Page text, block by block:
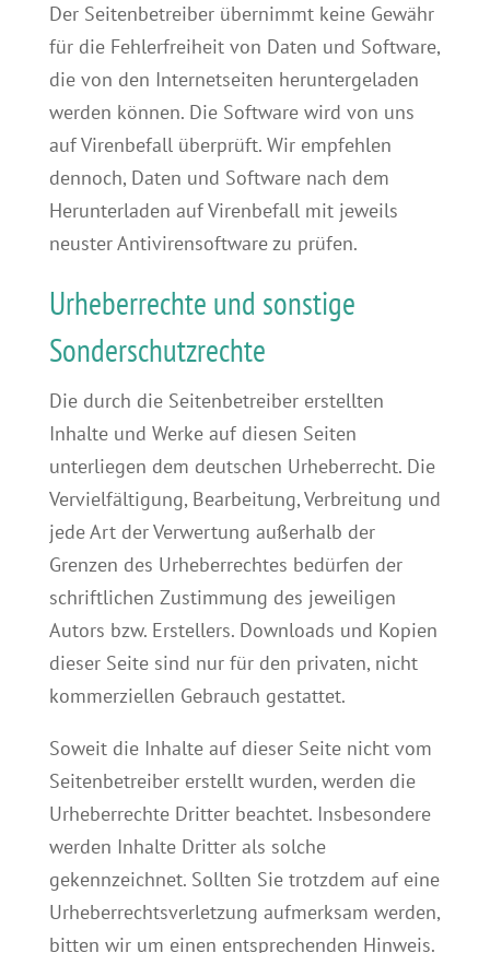
Der Seitenbetreiber übernimmt keine Gewähr
für die Fehlerfreiheit von Daten und Software,
die von den Internetseiten heruntergeladen
werden können. Die Software wird von uns
auf Virenbefall überprüft. Wir empfehlen
dennoch, Daten und Software nach dem
Herunterladen auf Virenbefall mit jeweils
neuster Antivirensoftware zu prüfen.
Urheberrechte und sonstige
Sonderschutzrechte
Die durch die Seitenbetreiber erstellten
Inhalte und Werke auf diesen Seiten
unterliegen dem deutschen Urheberrecht. Die
Vervielfältigung, Bearbeitung, Verbreitung und
jede Art der Verwertung außerhalb der
Grenzen des Urheberrechtes bedürfen der
schriftlichen Zustimmung des jeweiligen
Autors bzw. Erstellers. Downloads und Kopien
dieser Seite sind nur für den privaten, nicht
kommerziellen Gebrauch gestattet.
Soweit die Inhalte auf dieser Seite nicht vom
Seitenbetreiber erstellt wurden, werden die
Urheberrechte Dritter beachtet. Insbesondere
werden Inhalte Dritter als solche
gekennzeichnet. Sollten Sie trotzdem auf eine
Urheberrechtsverletzung aufmerksam werden,
bitten wir um einen entsprechenden Hinweis.